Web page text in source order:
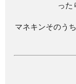
った
マネキンそのう